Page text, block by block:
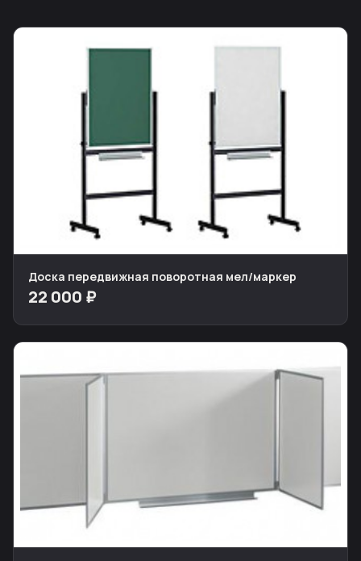
Доска передвижная поворотная мел/маркер
22 000 ₽